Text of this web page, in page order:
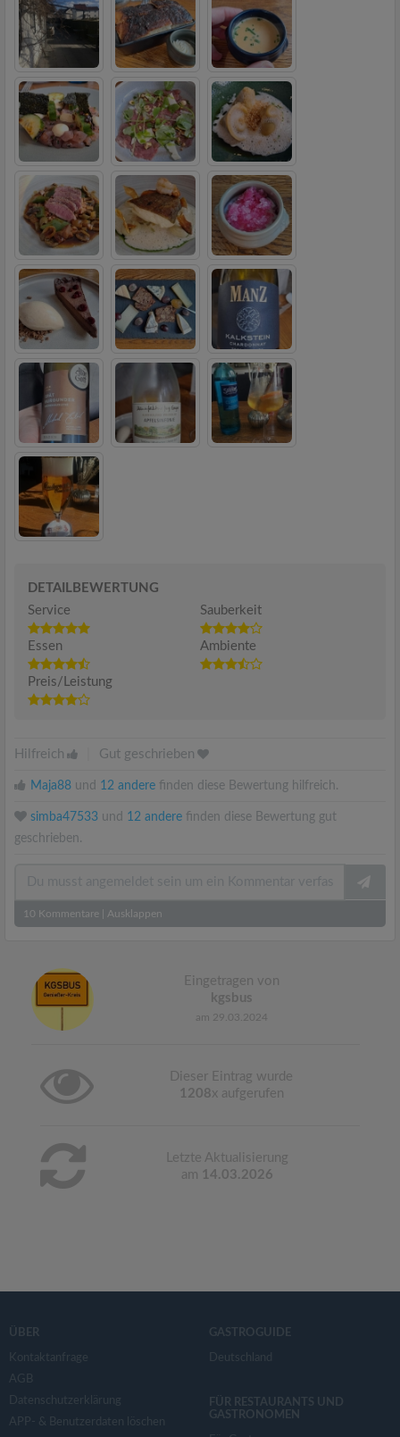
DETAILBEWERTUNG
Service
Sauberkeit
Essen Ambiente
Preis/Leistung
Hilfreich Gut geschrieben
Maja88 und 12 andere finden diese Bewertung hilfreich.
simba47533 und 12 andere finden diese Bewertung gut
geschrieben.
10 Kommentare Ausklappen
Eingetragen von
kgsbus
am 29.03.2024
Dieser Eintrag wurde
1208x aufgerufen
Letzte Aktualisierung
am 14.03.2026
ÜBER
Kontaktanfrage
AGB
Datenschutzerklärung
APP- & Benutzerdaten löschen
GASTROGUIDE
Deutschland
FÜR RESTAURANTS UND
GASTRONOMEN